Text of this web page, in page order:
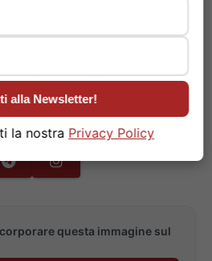
carta
semplifica la
quotidiane.
questa immagine sul
alla Newsletter!
la nostra Privacy Policy